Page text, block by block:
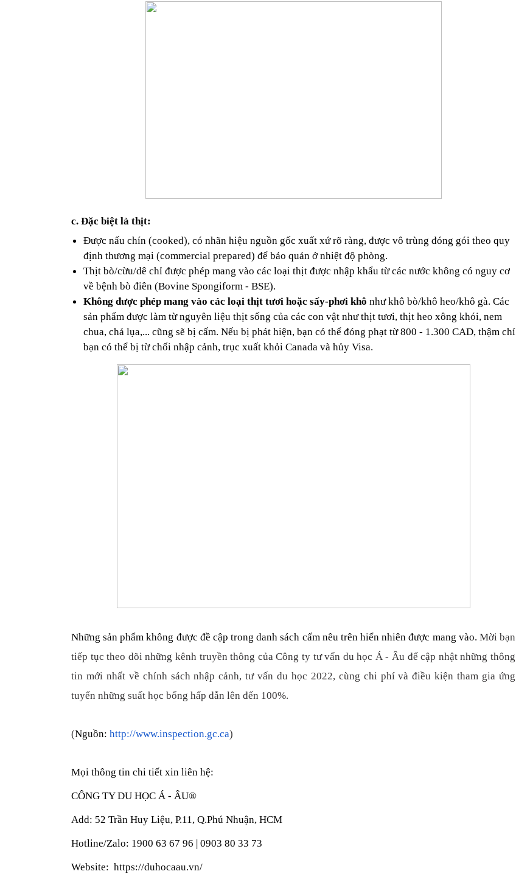
c. Đặc biệt là thịt:
Được nấu chín (cooked), có nhãn hiệu nguồn gốc xuất xứ rõ ràng, được vô trùng đóng gói theo quy
định thương mại (commercial prepared) để bảo quản ở nhiệt độ phòng.
Thịt bò/cừu/dê chỉ được phép mang vào các loại thịt được nhập khẩu từ các nước không có nguy cơ
về bệnh bò điên (Bovine Spongiform - BSE).
Không được phép mang vào các loại thịt tươi hoặc sấy-phơi khô như khô bò/khô heo/khô gà. Các
sản phẩm được làm từ nguyên liệu thịt sống của các con vật như thịt tươi, thịt heo xông khói, nem
chua, chả lụa,... cũng sẽ bị cấm. Nếu bị phát hiện, bạn có thể đóng phạt từ 800 - 1.300 CAD, thậm chí
bạn có thể bị từ chối nhập cảnh, trục xuất khỏi Canada và hủy Visa.
Những sản phẩm không được đề cập trong danh sách cấm nêu trên hiển nhiên được mang vào. Mời bạn
tiếp tục theo dõi những kênh truyền thông của Công ty tư vấn du học Á - Âu để cập nhật những thông
tin mới nhất về chính sách nhập cảnh, tư vấn du học 2022, cùng chi phí và điều kiện tham gia ứng
tuyển những suất học bổng hấp dẫn lên đến 100%.
(Nguồn: http://www.inspection.gc.ca)
Mọi thông tin chi tiết xin liên hệ:
CÔNG TY DU HỌC Á - ÂU®
Add: 52 Trần Huy Liệu, P.11, Q.Phú Nhuận, HCM
Hotline/Zalo: 1900 63 67 96 | 0903 80 33 73
Website:  https://duhocaau.vn/